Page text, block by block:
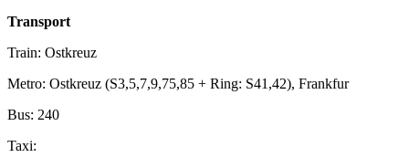
Transport
Train: Ostkreuz
Metro: Ostkreuz (S3,5,7,9,75,85 + Ring: S41,42), Frankfur
Bus: 240
Taxi: